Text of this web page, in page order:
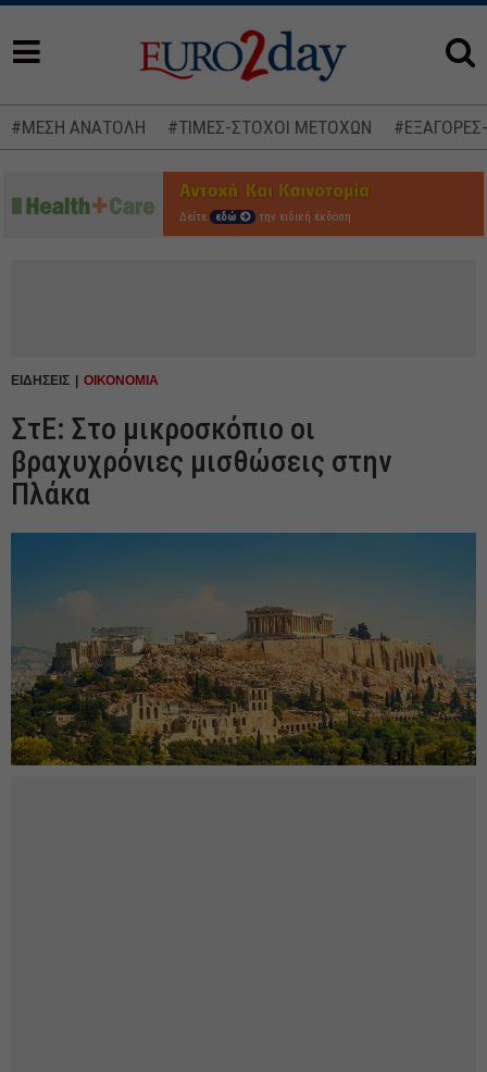
#ΜΕΣΗ ΑΝΑΤΟΛΗ #ΤΙΜΕΣ-ΣΤΟΧΟΙ ΜΕΤΟΧΩΝ
Δείτε εδώ την ειδική έκδοση
ΕΙΔΗΣΕΙΣ ΟΙΚΟΝΟΜΙΑ
ΣτΕ: Στο μικροσκόπιο οι
βραχυχρόνιες μισθώσεις στην
Πλάκα